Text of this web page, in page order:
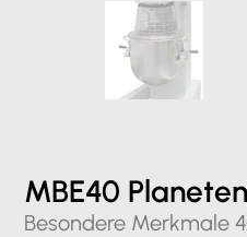
MBE40
Besondere Merkmale